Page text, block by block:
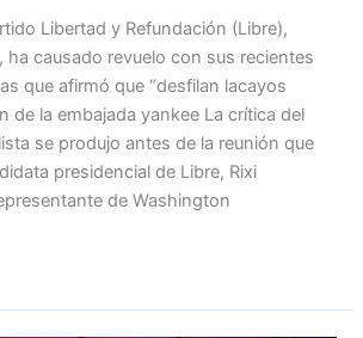
Libertad y Refundación (Libre),
ha causado revuelo con sus recientes
que afirmó que “desfilan lacayos
de la embajada yankee La crítica del
se produjo antes de la reunión que
presidencial de Libre, Rixi
de Washington